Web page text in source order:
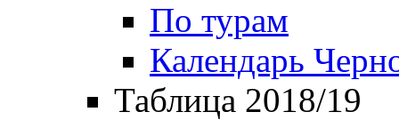
По турам
Календарь
Таблица 2018/19